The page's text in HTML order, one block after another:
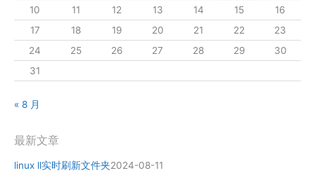
10
11 12 13 14 15
16
17
18 19 20 21 22
23
24
25 26 27 28 29
30
31
« 8 月
最新文章
linux ll实时刷新文件夹2024-08-11